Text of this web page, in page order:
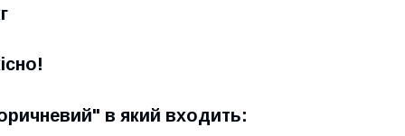
в який входить: